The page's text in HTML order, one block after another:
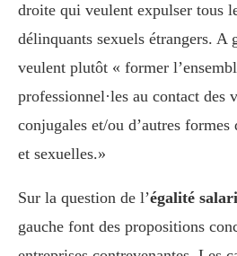
droite qui veulent expulser tous
délinquants sexuels étrangers. A
veulent plutôt « former
professionnel·les au contact des
conjugales et/ou d’autres formes
et sexuelles.»
Sur la question de l’égalité
gauche font des propositions